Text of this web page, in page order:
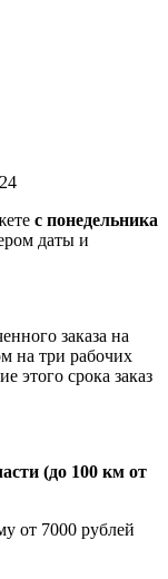
c понедельника
даты и
заказа на
на три рабочих
этого срока заказ
(до 100 км от
от 7000 рублей